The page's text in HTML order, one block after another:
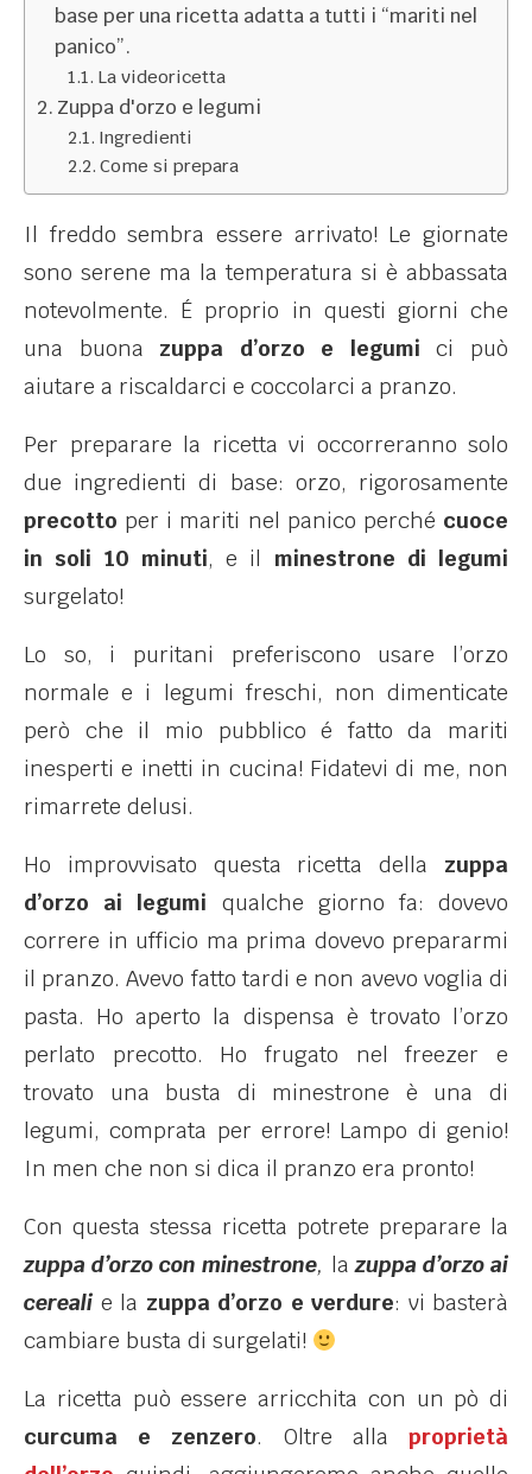
base per una ricetta adatta a tutti i “mariti nel
panico”.
La videoricetta
Zuppa d'orzo e legumi
Ingredienti
Come si prepara
Il freddo sembra essere arrivato! Le giornate
sono serene ma la temperatura si è abbassata
notevolmente. É proprio in questi giorni che
una buona zuppa d’orzo e legumi ci può
aiutare a riscaldarci e coccolarci a pranzo.
Per preparare la ricetta vi occorreranno solo
due ingredienti di base: orzo, rigorosamente
precotto per i mariti nel panico perché cuoce
in soli 10 minuti, e il minestrone di legumi
surgelato!
Lo so, i puritani preferiscono usare l’orzo
normale e i legumi freschi, non dimenticate
però che il mio pubblico é fatto da mariti
inesperti e inetti in cucina! Fidatevi di me, non
rimarrete delusi.
Ho improvvisato questa ricetta della zuppa
d’orzo ai legumi qualche giorno fa: dovevo
correre in ufficio ma prima dovevo prepararmi
il pranzo. Avevo fatto tardi e non avevo voglia di
pasta. Ho aperto la dispensa è trovato l’orzo
perlato precotto. Ho frugato nel freezer e
trovato una busta di minestrone è una di
legumi, comprata per errore! Lampo di genio!
In men che non si dica il pranzo era pronto!
Con questa stessa ricetta potrete preparare la
zuppa d’orzo con minestrone, lazuppa d’orzo ai
cereali e la zuppa d’orzo e verdure: vi basterà
cambiare busta di surgelati!
La ricetta può essere arricchita con un pò di
curcuma e zenzero. Oltre allaproprietà